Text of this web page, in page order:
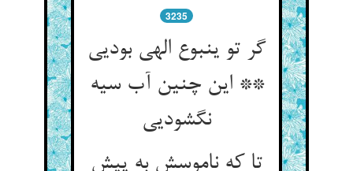
3235
گر تو ینبوع الهی بودیی
** این چنین آب سیه
تا که ناموسش به پیش